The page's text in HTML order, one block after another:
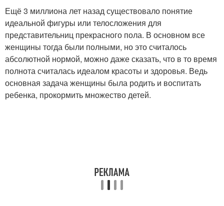
Ещё 3 миллиона лет назад существовало понятие
идеальной фигуры или телосложения для
представительниц прекрасного пола. В основном все
женщины тогда были полными, но это считалось
абсолютной нормой, можно даже сказать, что в то время
полнота считалась идеалом красоты и здоровья. Ведь
основная задача женщины была родить и воспитать
ребенка, прокормить множество детей.